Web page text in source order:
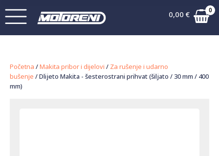
0,00 € 0
Početna /Makita pribor i dijelovi / Za rušenje i udarno
bušenje / Dlijeto Makita - šesterostrani prihvat (šiljato / 30 mm / 400
mm)